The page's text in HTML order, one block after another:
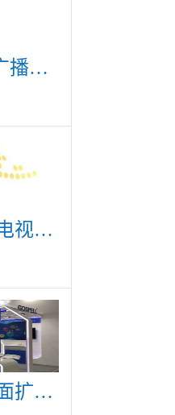
2025年Cabsat迪拜广播电视展
2026中国国际广播电视信息网络展览会展
高斯贝尔产品线全面扩展，众多新产品亮相CommunicAsia 2019